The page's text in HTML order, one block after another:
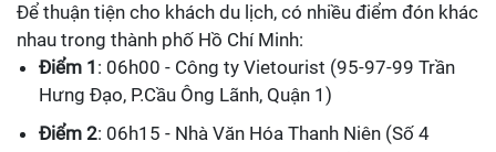
Để thuận tiện cho khách du lịch, có nhiều điểm đón khác
nhau trong thành phố Hồ Chí Minh:
Điểm 1 : 06h00 - Công ty Vietourist (95-97-99 Trần
Hưng Đạo, P.Cầu Ông Lãnh, Quận 1)
Điểm 2: 06h15 - Nhà Văn Hóa Thanh Niên (Số 4